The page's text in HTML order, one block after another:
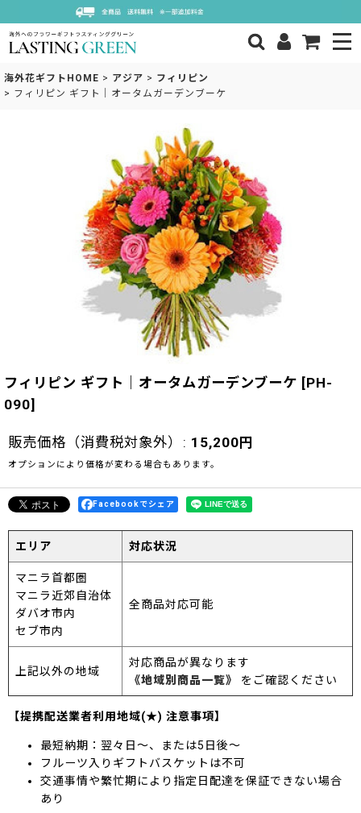
海外花ギフトHOME > アジア > フィリピン
> フィリピン ギフト｜オータムガーデンブーケ
フィリピン ギフト｜オータムガーデンブーケ [PH-
090]
販売価格（消費税対象外） : 15,200 円
オプションにより価格が変わる場合もあります。
Facebookでシェア
エリア 対応状況
マニラ首都圏
マニラ近郊自治体
ダバオ市内
セブ市内
全商品対応可能
上記以外の地域
対応商品が異なります
《地域別商品一覧》
をご確認ください
【提携配送業者利用地域(★) 注意事項】
最短納期：翌々日～、または5日後～
フルーツ入りギフトバスケットは不可
交通事情や繁忙期により指定日配達を保証できない場合
あり